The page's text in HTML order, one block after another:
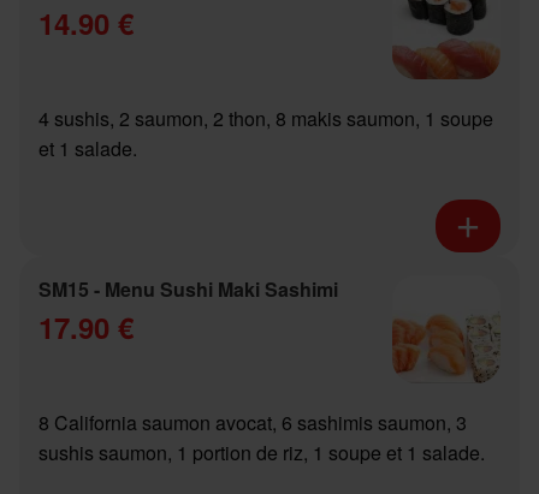
14.90 €
4 sushis, 2 saumon, 2 thon, 8 makis saumon, 1 soupe
et 1 salade.
SM15 - Menu Sushi Maki Sashimi
17.90 €
8 California saumon avocat, 6 sashimis saumon, 3
sushis saumon, 1 portion de riz, 1 soupe et 1 salade.